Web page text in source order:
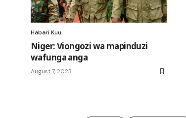
Habari Kuu
Niger: Viongozi wa mapinduzi
wafunga anga
August 7, 2023